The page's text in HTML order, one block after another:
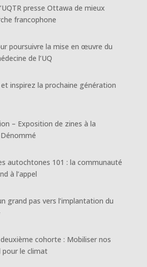
presse Ottawa de mieux
francophone
poursuivre la mise en œuvre du
de l’UQ
inspirez la prochaine génération
– Exposition de zines à la
autochtones 101 : la communauté
à l’appel
grand pas vers l’implantation du
cohorte : Mobiliser nos
pour le climat